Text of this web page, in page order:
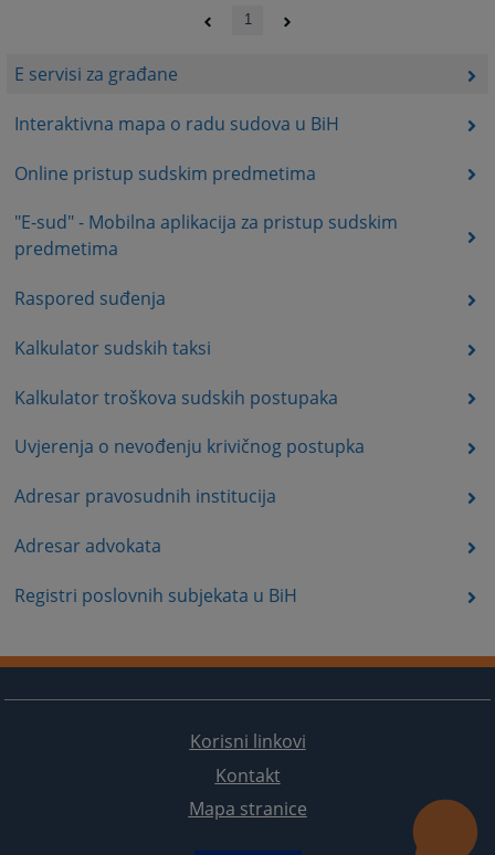
E servisi za građane
Interaktivna mapa o radu sudova u BiH
Online pristup sudskim predmetima
"E-sud" - Mobilna aplikacija za pristup sudskim
predmetima
Raspored suđenja
Kalkulator sudskih taksi
Kalkulator troškova sudskih postupaka
Uvjerenja o nevođenju krivičnog postupka
Adresar pravosudnih institucija
Adresar advokata
Registri poslovnih subjekata u BiH
1
Korisni linkovi
Kontakt
Mapa stranice